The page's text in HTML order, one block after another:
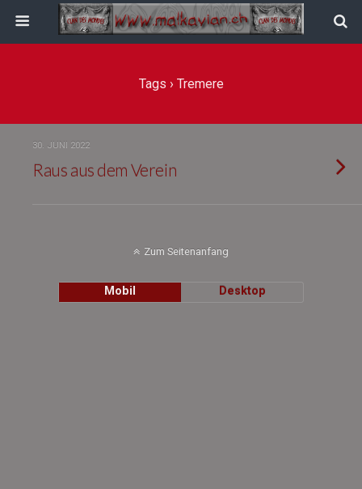
Tags › Tremere
30. JUNI 2022
Raus aus dem Verein
Zum Seitenanfang
Mobil Desktop